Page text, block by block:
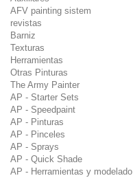
AFV painting sistem
revistas
Barniz
Texturas
Herramientas
Otras Pinturas
The Army Painter
AP - Starter Sets
AP - Speedpaint
AP - Pinturas
AP - Pinceles
AP - Sprays
AP - Quick Shade
AP - Herramientas y modelado